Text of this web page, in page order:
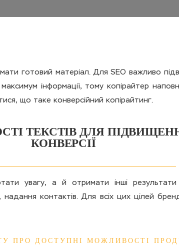
готовий матеріал. Для SEO важливо
інформації, тому копірайтер
що таке конверсійний копірайтинг.
ТЕКСТІВ ДЛЯ
КОНВЕРСІЇ
увагу, а й отримати інші
контактів. Для всіх цих цілей
ПРО ДОСТУПНІ МОЖЛИВОСТІ